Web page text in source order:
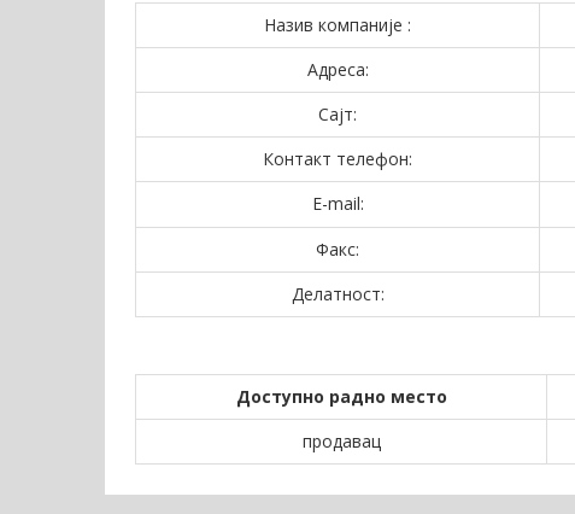
Назив компаније :
Адреса:
Сајт:
Контакт телефон:
E-mail:
Факс:
Делатност:
Доступно радно место
продавац